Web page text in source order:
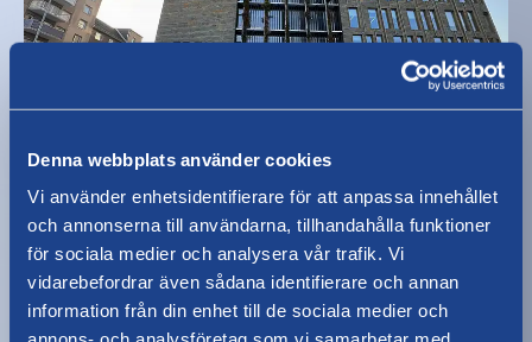
Denna webbplats använder cookies
Vi använder enhetsidentifierare för att anpassa innehållet
och annonserna till användarna, tillhandahålla funktioner
för sociala medier och analysera vår trafik. Vi
vidarebefordrar även sådana identifierare och annan
information från din enhet till de sociala medier och
Företagsflytt
Läs mer om företagsflytt